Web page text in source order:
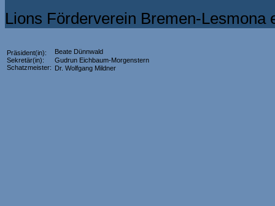
Lions Förderverein Bremen-Lesmona
Präsident(in):
Sekretär(in):
Schatzmeister:
Beate Dünnwald
Gudrun Eichbaum-Morgenstern
Dr. Wolfgang Mildner